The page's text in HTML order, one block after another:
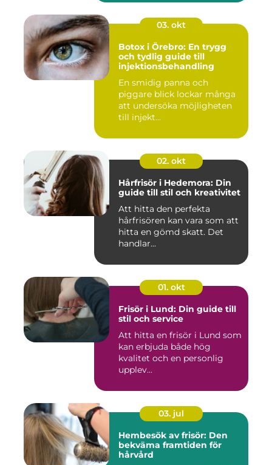
03. okt
Botox i Örebro: En trygg
och tydlig guide till
injektionsbehandling
En smidig panna och
piggare blick lockar många
att undersöka möjligheten
till injekt...
02. okt
Hårfrisör i Hedemora: Din
guide till stil och kreativitet
Att hitta den perfekta
hårfrisören kan vara som att
hitta en gömd skatt. Det
handlar...
01. okt
Frisör i Lund: Din guide till
stil och service
Att hitta en frisör i Lund som
kan erbjuda både hög
kvalitet och en personlig
upplev...
03. jul
Hembesök av frisör: Den
bekväma framtiden för
hårvård